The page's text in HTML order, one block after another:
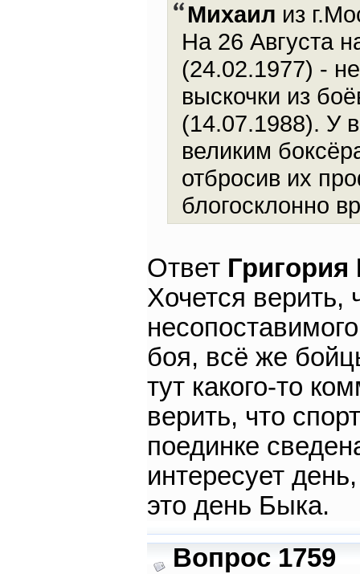
Михаил из
На 26 Августа
(24.02.1977) -
выскочки из
(14.07.1988). У
великим
отбросив их
блогосклонно
Ответ
Хочется верить,
боя, всё же
тут какого-то
верить, что
поединке
интересует
это день Быка.
Вопрос 1759